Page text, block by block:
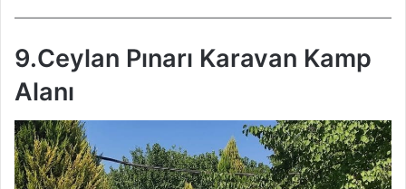
9.Ceylan Pınarı Karavan Kamp
Alanı